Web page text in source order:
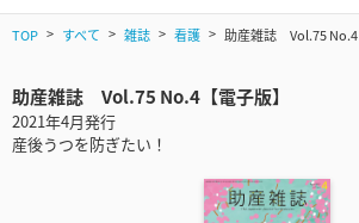
TOP すべて 雑誌 看護 助産雑誌 Vol.75 No.4
助産雑誌 Vol.75 No.4【電子版】
2021年4月発行
産後うつを防ぎたい！